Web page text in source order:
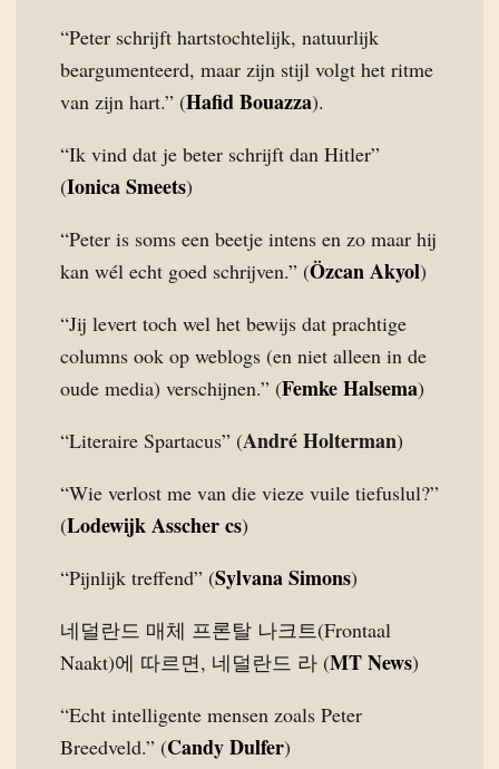
“Peter schrijft hartstochtelijk, natuurlijk
beargumenteerd, maar zijn stijl volgt het ritme
van zijn hart.” (Hafid Bouazza).
“Ik vind dat je beter schrijft dan Hitler”
(Ionica Smeets)
“Peter is soms een beetje intens en zo maar hij
kan wél echt goed schrijven.” (Özcan Akyol)
“Jij levert toch wel het bewijs dat prachtige
columns ook op weblogs (en niet alleen in de
oude media) verschijnen.” (Femke Halsema)
“Literaire Spartacus” (André Holterman)
“Wie verlost me van die vieze vuile tiefuslul?”
(Lodewijk Asscher cs)
“Pijnlijk treffend” (Sylvana Simons)
네덜란드 매체 프론탈 나크트(Frontaal
Naakt)에 따르면, 네덜란드 라 (MT News)
“Echt intelligente mensen zoals Peter
Breedveld.” (Candy Dulfer)